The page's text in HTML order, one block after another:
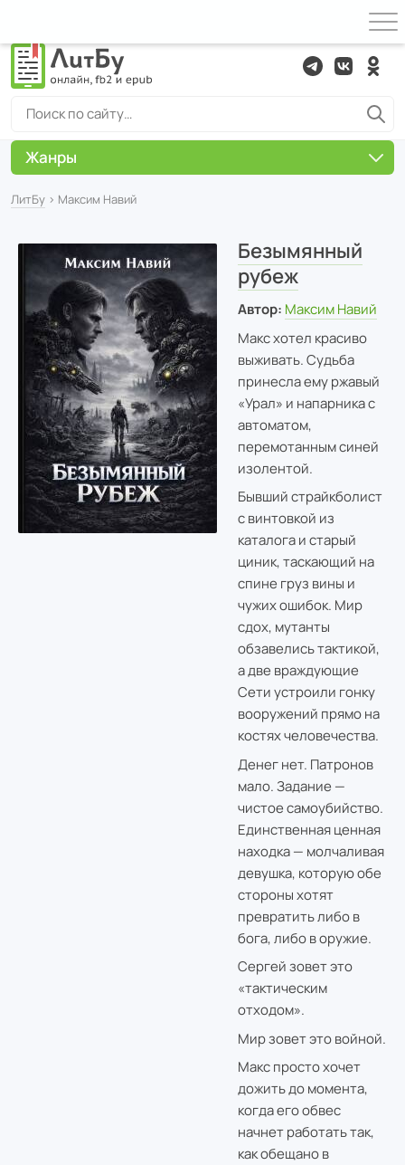
ЛитБу › Максим Навий
Безымянный
рубеж
Автор: Максим Навий
Макс хотел красиво
выживать. Судьба
принесла ему ржавый
«Урал» и напарника с
автоматом,
перемотанным синей
изолентой.
Бывший страйкболист
с винтовкой из
каталога и старый
циник, таскающий на
спине груз вины и
чужих ошибок. Мир
сдох, мутанты
обзавелись тактикой,
а две враждующие
Сети устроили гонку
вооружений прямо на
костях человечества.
Денег нет. Патронов
мало. Задание —
чистое самоубийство.
Единственная ценная
находка — молчаливая
девушка, которую обе
стороны хотят
превратить либо в
бога, либо в оружие.
Сергей зовет это
«тактическим
отходом».
Мир зовет это войной.
Макс просто хочет
дожить до момента,
когда его обвес
начнет работать так,
как обещано в
Жанры